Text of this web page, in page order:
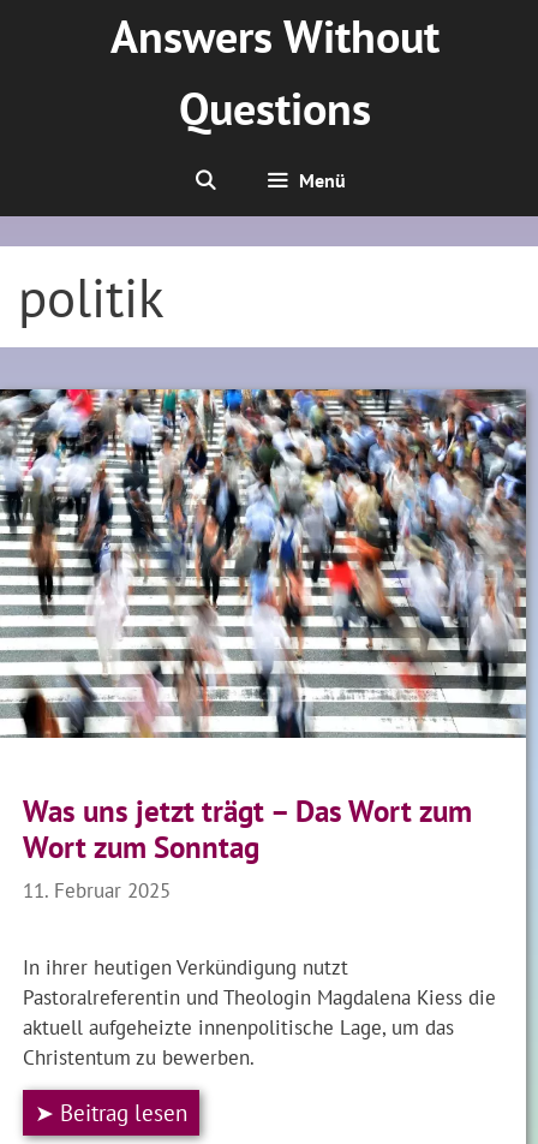
Answers Without
Questions
Menü
politik
Was uns jetzt trägt – Das Wort zum
Wort zum Sonntag
11. Februar 2025
In ihrer heutigen Verkündigung nutzt
Pastoralreferentin und Theologin Magdalena Kiess die
aktuell aufgeheizte innenpolitische Lage, um das
Christentum zu bewerben.
➤ Beitrag lesen